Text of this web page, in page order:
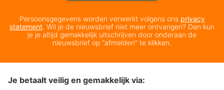
Persoonsgegevens worden verwerkt volgens ons privacy
statement. Wil je de nieuwsbrief niet meer ontvangen? Dan kun
je je altijd gemakkelijk uitschrijven door onderaan de
nieuwsbrief op “afmelden” te klikken.
Je betaalt veilig en gemakkelijk via: